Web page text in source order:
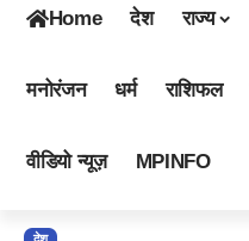
Home देश राज्य
मनोरंजन धर्म राशिफल
वीडियो न्यूज़ MPINFO